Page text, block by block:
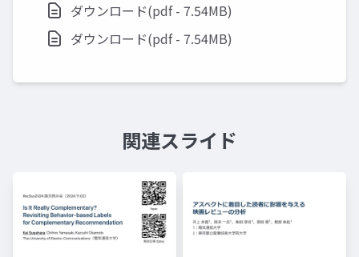
ダウンロード(pdf - 7.54MB)
ダウンロード(pdf - 7.54MB)
関連スライド